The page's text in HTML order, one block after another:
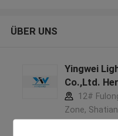
ÜBER UNS
Yingwei
Co.,Ltd.
12#
Zone,